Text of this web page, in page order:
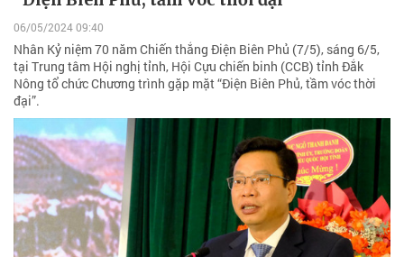
06/05/2024 09:40
Nhân Kỷ niệm 70 năm Chiến thắng Điện Biên Phủ (7/5), sáng 6/5,
tại Trung tâm Hội nghị tỉnh, Hội Cựu chiến binh (CCB) tỉnh Đắk
Nông tổ chức Chương trình gặp mặt “Điện Biên Phủ, tầm vóc thời
đại”.